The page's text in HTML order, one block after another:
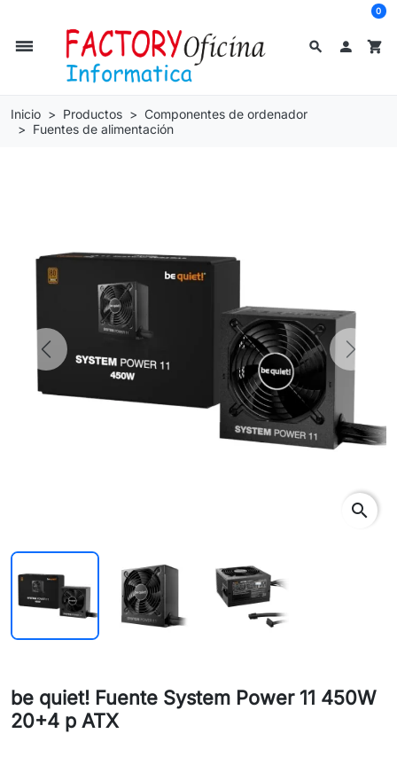
search
dehaze  shopping_cart
0
Inicio Productos
Componentes de ordenador
Fuentes de alimentación
Previous Next
search
be quiet! Fuente System Power 11 450W
20+4 p ATX